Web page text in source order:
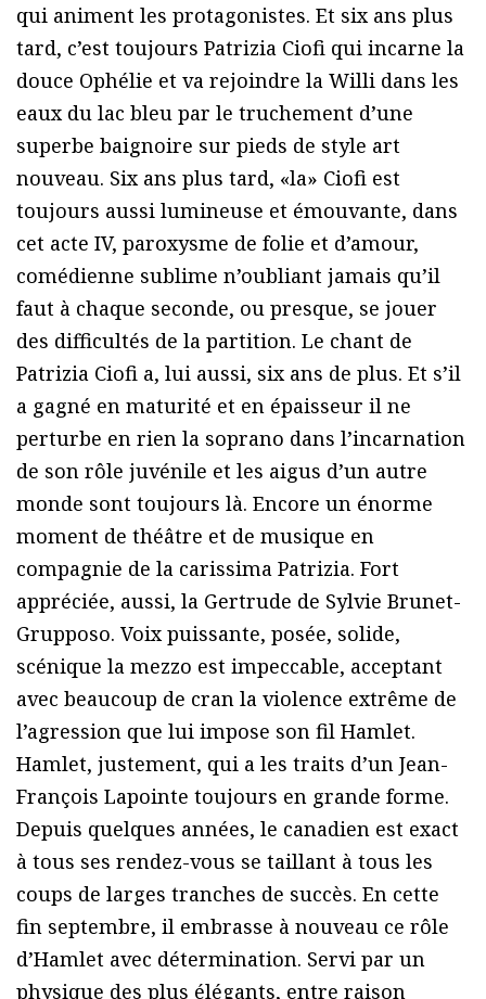
qui animent les protagonistes. Et six ans plus
tard, c’est toujours Patrizia Ciofi qui incarne la
douce Ophélie et va rejoindre la Willi dans les
eaux du lac bleu par le truchement d’une
superbe baignoire sur pieds de style art
nouveau. Six ans plus tard, «la» Ciofi est
toujours aussi lumineuse et émouvante, dans
cet acte IV, paroxysme de folie et d’amour,
comédienne sublime n’oubliant jamais qu’il
faut à chaque seconde, ou presque, se jouer
des difficultés de la partition. Le chant de
Patrizia Ciofi a, lui aussi, six ans de plus. Et s’il
a gagné en maturité et en épaisseur il ne
perturbe en rien la soprano dans l’incarnation
de son rôle juvénile et les aigus d’un autre
monde sont toujours là. Encore un énorme
moment de théâtre et de musique en
compagnie de la carissima Patrizia. Fort
appréciée, aussi, la Gertrude de Sylvie Brunet-
Grupposo. Voix puissante, posée, solide,
scénique la mezzo est impeccable, acceptant
avec beaucoup de cran la violence extrême de
l’agression que lui impose son fil Hamlet.
Hamlet, justement, qui a les traits d’un Jean-
François Lapointe toujours en grande forme.
Depuis quelques années, le canadien est exact
à tous ses rendez-vous se taillant à tous les
coups de larges tranches de succès. En cette
fin septembre, il embrasse à nouveau ce rôle
d’Hamlet avec détermination. Servi par un
physique des plus élégants, entre raison